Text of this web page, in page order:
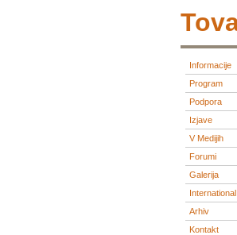
Informacije
Program
Podpora
Izjave
V Medijih
Forumi
Galerija
International
Arhiv
Kontakt